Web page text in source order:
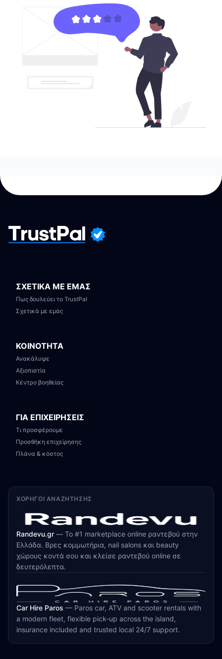
ΣΧΕΤΙΚΑ ΜΕ ΕΜΑΣ
Πως δουλεύει το TrustPal
Σχετικά με εμάς
ΚΟΙΝΟΤΗΤΑ
Ανακάλυψε
Αξιοπιστία
Κέντρο βοηθείας
ΓΙΑ ΕΠΙΧΕΙΡΗΣΕΙΣ
Τι προσφέρουμε
Προσθήκη επιχείρησης
Πλάνα & κόστος
ΧΟΡΗΓΟΊ ΑΝΑΖΉΤΗΣΗΣ
Randevu.gr — Το #1 marketplace online ραντεβού στην
Ελλάδα. Βρες κομμωτήρια, nail salons και beauty
χώρους κοντά σου και κλείσε ραντεβού online σε
δευτερόλεπτα.
Car Hire Paros — Paros car, ATV and scooter rentals with
a modern fleet, flexible pick-up across the island,
insurance included and trusted local 24/7 support.